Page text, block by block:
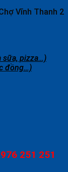
Vĩnh Thanh 2
sữa, pizza…)
đồng…)
251 251